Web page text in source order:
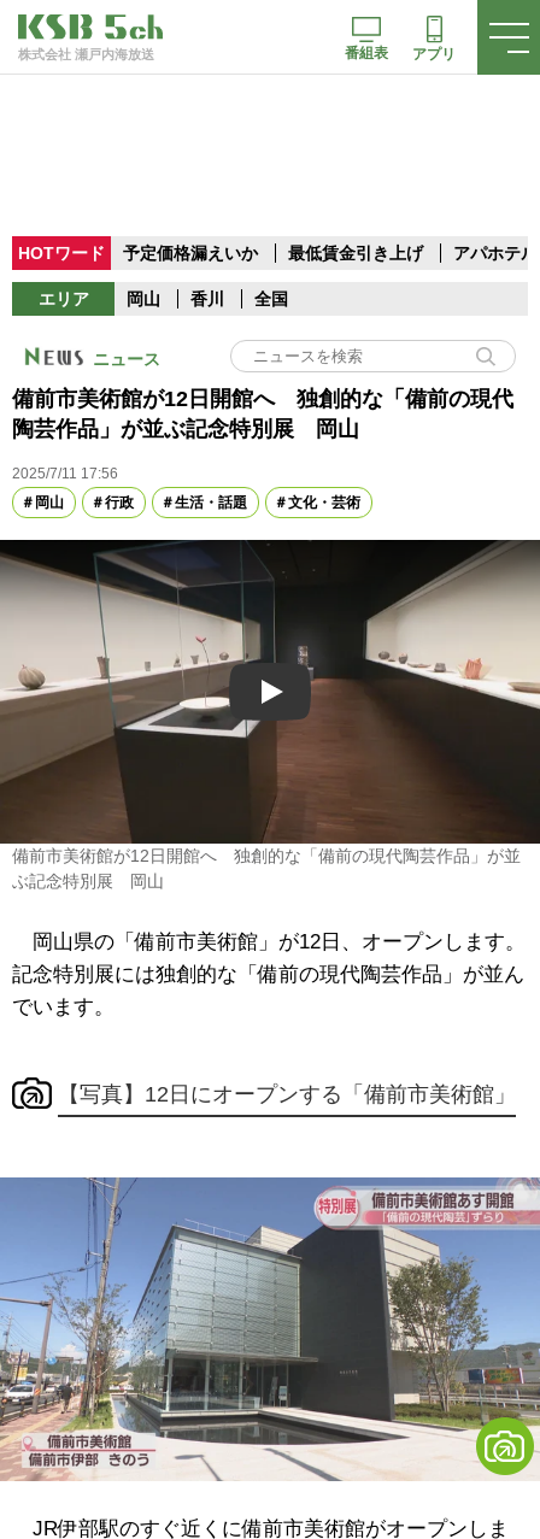
株式会社 瀬戸内海放送 番組表 アプリ
HOTワード 予定価格漏えいか 最低賃金引き上げ アパホテル
エリア 岡山 香川 全国
ニュース
備前市美術館が12日開館へ 独創的な「備前の現代
陶芸作品」が並ぶ記念特別展 岡山
2025/7/11 17:56
岡山
行政 生活・話題 文化・芸術
Play
備前市美術館が12日開館へ 独創的な「備前の現代陶芸作品」が並
ぶ記念特別展 岡山
岡山県の「備前市美術館」が12日、オープンします。
記念特別展には独創的な「備前の現代陶芸作品」が並ん
でいます。
【写真】12日にオープンする「備前市美術館」
JR伊部駅のすぐ近くに備前市美術館がオープンしま